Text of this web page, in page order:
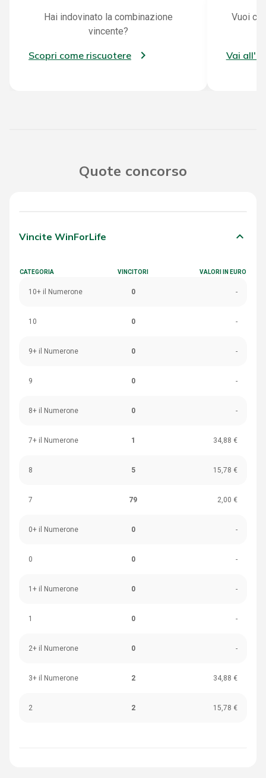
Hai indovinato la combinazione
vincente?
Scopri come riscuotere
Vuoi
Vai
Quote concorso
Vincite WinForLife keyboard_arrow_down
CATEGORIA VINCITORI VALORI IN EURO
10+ il Numerone 0 -
10 0 -
9+ il Numerone 0 -
9 0 -
8+ il Numerone 0 -
7+ il Numerone 1 34,88 €
8 5 15,78 €
7 79 2,00 €
0+ il Numerone 0 -
0 0 -
1+ il Numerone 0 -
1 0 -
2+ il Numerone 0 -
3+ il Numerone 2 34,88 €
2 2 15,78 €